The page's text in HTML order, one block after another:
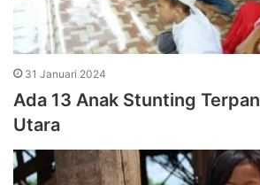
31 Januari 2024
Ada 13 Anak Stunting
Utara